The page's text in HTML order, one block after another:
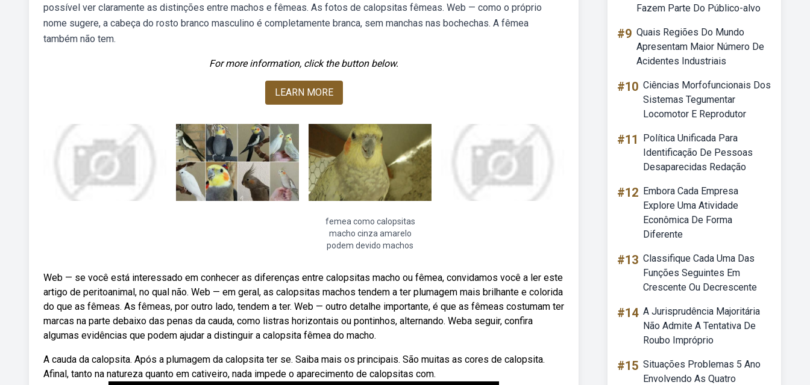
possível ver claramente as distinções entre machos e fêmeas. As fotos de calopsitas fêmeas. Web — como o próprio
nome sugere, a cabeça do rosto branco masculino é completamente branca, sem manchas nas bochechas. A fêmea
também não tem.
For more information, click the button below.
LEARN MORE
femea como calopsitas
macho cinza amarelo
podem devido machos
Web — se você está interessado em conhecer as diferenças entre calopsitas macho ou fêmea, convidamos você a ler este
artigo de peritoanimal, no qual não. Web — em geral, as calopsitas machos tendem a ter plumagem mais brilhante e colorida
do que as fêmeas. As fêmeas, por outro lado, tendem a ter. Web — outro detalhe importante, é que as fêmeas costumam ter
marcas na parte debaixo das penas da cauda, como listras horizontais ou pontinhos, alternando. Weba seguir, confira
algumas evidências que podem ajudar a distinguir a calopsita fêmea do macho.
A cauda da calopsita. Após a plumagem da calopsita ter se. Saiba mais os principais. São muitas as cores de calopsita.
Afinal, tanto na natureza quanto em cativeiro, nada impede o aparecimento de calopsitas com.
Fazem Parte Do Público-alvo
#9 Quais Regiões Do Mundo
Apresentam Maior Número De
Acidentes Industriais
#10 Ciências Morfofuncionais Dos
Sistemas Tegumentar
Locomotor E Reprodutor
#11
Política Unificada Para
Identificação De Pessoas
Desaparecidas Redação
#12 Embora Cada Empresa
Explore Uma Atividade
Econômica De Forma
Diferente
#13 Classifique Cada Uma Das
Funções Seguintes Em
Crescente Ou Decrescente
#14 A Jurisprudência Majoritária
Não Admite A Tentativa De
Roubo Impróprio
#15 Situações Problemas 5 Ano
Envolvendo As Quatro